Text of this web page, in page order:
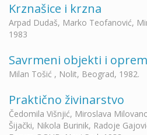
Krznašice i krzna
Arpad Dudaš, Marko Teofanović,
1983
Savrmeni objekti i
Milan Tošić , Nolit, Beograd, 1982.
Praktično živinarstvo
Čedomila Višnjić, Miroslava
Šijački, Nikola Burinik, Radoje